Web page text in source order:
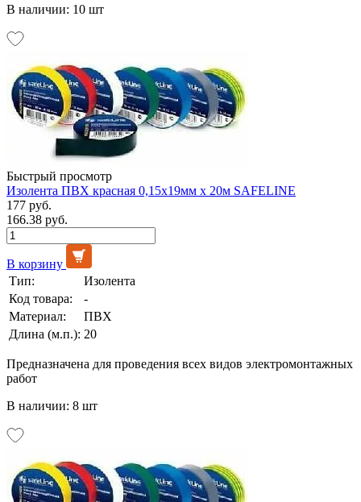
В наличии: 10 шт
Быстрый просмотр
Изолента ПВХ красная 0,15х19мм х 20м SAFELINE
177 руб.
166.38 руб.
В корзину
Тип:
Изолента
Код товара:
-
Материал:
ПВХ
Длина (м.п.): 20
Предназначена для проведения всех видов электромонтажных
работ
В наличии: 8 шт